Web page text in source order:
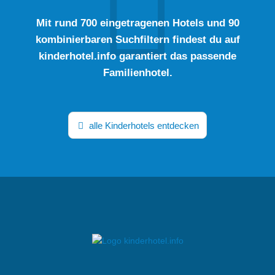
Mit rund 700 eingetragenen Hotels und 90
kombinierbaren Suchfiltern findest du auf
kinderhotel.info garantiert das passende
Familienhotel.
alle Kinderhotels entdecken